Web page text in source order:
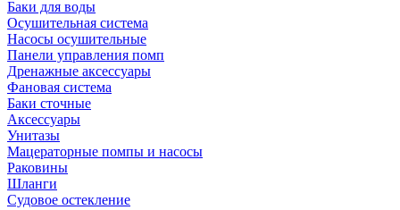
Баки для воды
Осушительная система
Насосы осушительные
Панели управления помп
Дренажные аксессуары
Фановая система
Баки сточные
Аксессуары
Унитазы
Мацераторные помпы и насосы
Раковины
Шланги
Судовое остекление